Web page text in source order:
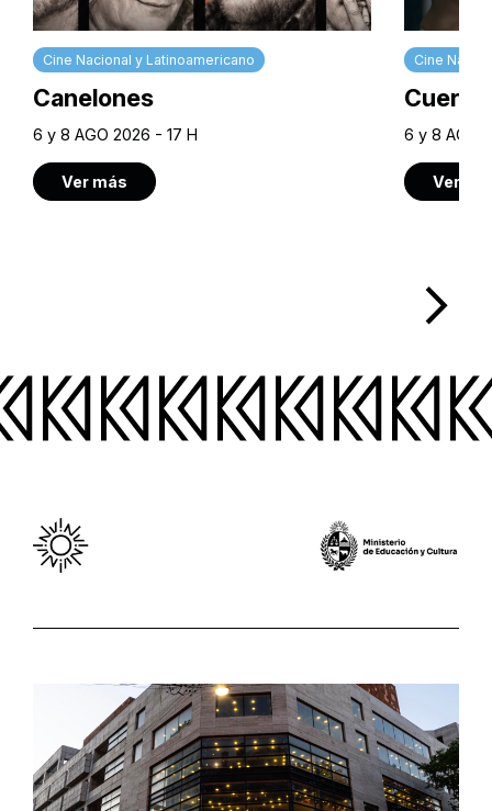
Cine Nacional y Latinoamericano
Canelones
6 y 8 AGO 2026 - 17 H
Ver más
Cine
6 y 8 AGO
Ver
arrow_forward_ios